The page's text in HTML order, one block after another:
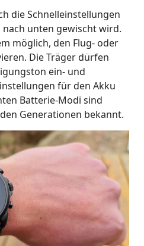
die Schnelleinstellungen
unten gewischt wird.
möglich, den Flug- oder
Die Träger dürfen
ein- und
für den Akku
Batterie-Modi sind
Generationen bekannt.